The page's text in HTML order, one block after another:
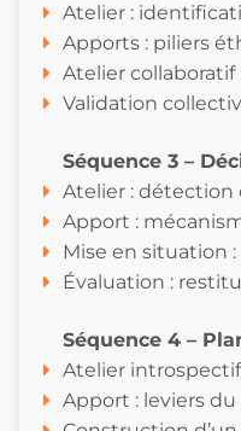
Atelier :
Apports : piliers
Atelier collaboratif
Validation
Séquence 3 –
Atelier : détection
Apport :
Mise en situation
Évaluation :
Séquence 4 –
Atelier introspectif
Apport : leviers